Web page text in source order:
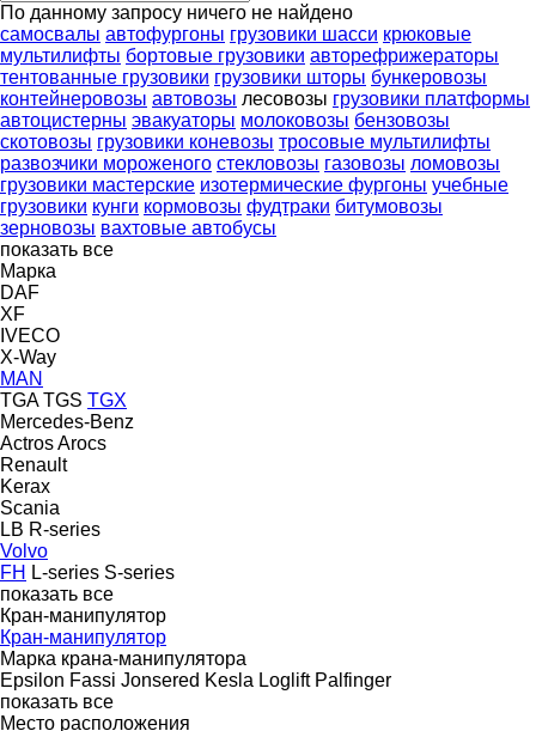
По данному запросу ничего не найдено
самосвалы автофургоны грузовики шасси крюковые
мультилифты бортовые грузовики авторефрижераторы
тентованные грузовики грузовики шторы бункеровозы
контейнеровозы автовозы лесовозы грузовики платформы
автоцистерны эвакуаторы молоковозы бензовозы
скотовозы грузовики коневозы тросовые мультилифты
развозчики мороженого стекловозы газовозы ломовозы
грузовики мастерские изотермические фургоны учебные
грузовики кунги кормовозы фудтраки битумовозы
зерновозы вахтовые автобусы
показать все
Марка
DAF
XF
IVECO
X-Way
MAN
TGA TGS TGX
Mercedes-Benz
ActrosArocs
Renault
Kerax
Scania
LB R-series
Volvo
FH L-series S-series
показать все
Кран-манипулятор
Кран-манипулятор
Марка крана-манипулятора
Epsilon Fassi Jonsered Kesla Loglift Palfinger
показать все
Место расположения